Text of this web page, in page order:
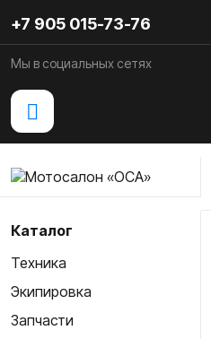
+7 905 015-73-76
Мы в социальных сетях
Каталог
Техника
Экипировка
Запчасти